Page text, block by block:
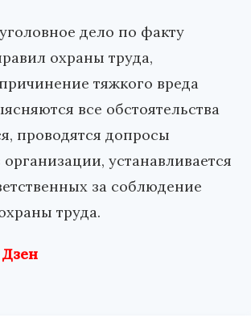
дело по факту
охраны труда,
тяжкого вреда
все обстоятельства
проводятся допросы
устанавливается
за соблюдение
труда.